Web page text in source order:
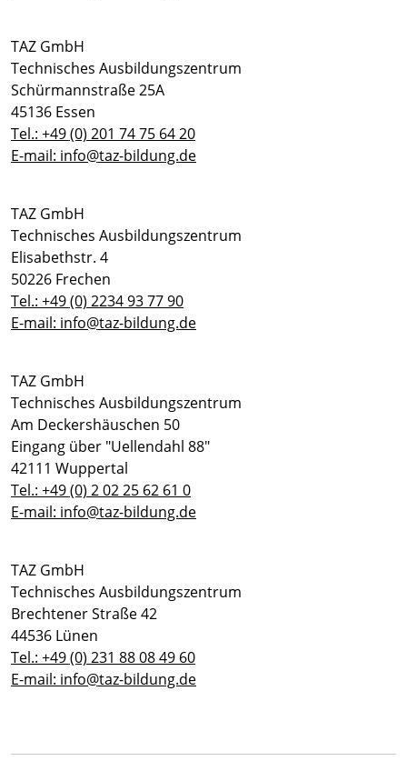
TAZ GmbH
Technisches Ausbildungszentrum
Schürmannstraße 25A
45136 Essen
Tel.: +49 (0) 201 74 75 64 20
E-mail: info@taz-bildung.de
TAZ GmbH
Technisches Ausbildungszentrum
Elisabethstr. 4
50226 Frechen
Tel.: +49 (0) 2234 93 77 90
E-mail: info@taz-bildung.de
TAZ GmbH
Technisches Ausbildungszentrum
Am Deckershäuschen 50
Eingang über "Uellendahl 88"
42111 Wuppertal
Tel.: +49 (0) 2 02 25 62 61 0
E-mail: info@taz-bildung.de
TAZ GmbH
Technisches Ausbildungszentrum
Brechtener Straße 42
44536 Lünen
Tel.: +49 (0) 231 88 08 49 60
E-mail: info@taz-bildung.de